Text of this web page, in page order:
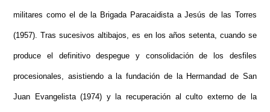
militares como el de la Brigada Paracaidista a Jesús de las Torres
(1957). Tras sucesivos altibajos, es en los años setenta, cuando se
produce el definitivo despegue y consolidación de los desfiles
procesionales, asistiendo a la fundación de la Hermandad de San
Juan Evangelista (1974) y la recuperación al culto externo de la